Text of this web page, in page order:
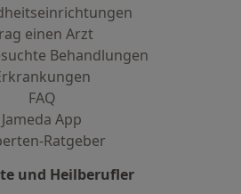
einen Arzt
Behandlungen
FAQ
Jameda App
Ratgeber
und Heilberufler